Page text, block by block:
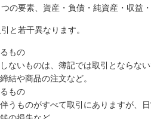
の要素、資産・負債・純資産・収益
と若干異なります。
もの
ないものは、簿記では取引とならな
や商品の注文など。
もの
うものがすべて取引にありますが、